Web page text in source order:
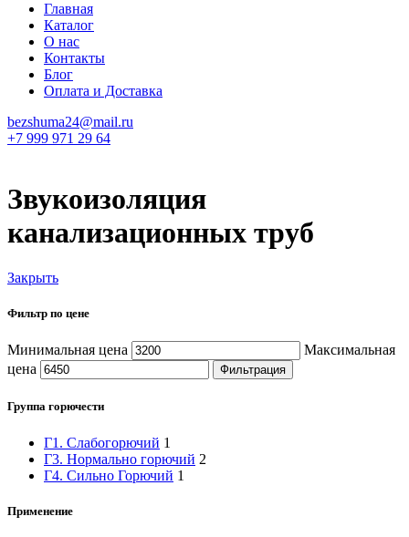
Главная
Каталог
О нас
Контакты
Блог
Оплата и Доставка
bezshuma24@mail.ru
+7 999 971 29 64
Звукоизоляция
канализационных труб
Закрыть
Фильтр по цене
Минимальная цена
Максимальная
цена
Фильтрация
Группа горючести
Г1. Слабогорючий 1
Г3. Нормально горючий 2
Г4. Сильно Горючий 1
Применение